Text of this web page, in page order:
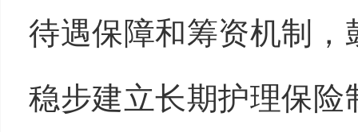
待遇保障和筹资机制
稳步建立长期护理保